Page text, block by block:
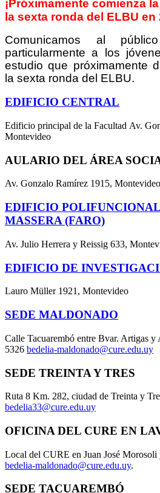
¡Próximamente comienza
la sexta ronda del ELBU en
Comunicamos al
particularmente a los
estudio que próximamente
la sexta ronda del ELBU.
EDIFICIO CENTRAL
Edificio principal de la Facultad Av.
Montevideo
AULARIO DEL ÁREA
Av. Gonzalo Ramírez 1915, Montevideo
EDIFICIO
MASSERA (FARO)
Av. Julio Herrera y Reissig 633,
EDIFICIO DE
Lauro Müller 1921, Montevideo
SEDE MALDONADO
Calle Tacuarembó entre Bvar. Artigas
5326 bedelia-maldonado@cure.edu.uy
SEDE TREINTA Y TRES
Ruta 8 Km. 282, ciudad de Treinta y
bedelia33@cure.edu.uy
OFICINA DEL CURE EN
Local del CURE en Juan José
bedelia-maldonado@cure.edu.uy.
SEDE TACUAREMBÓ